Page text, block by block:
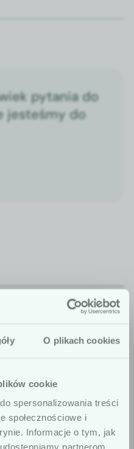
O plikach cookies
cookie
spersonalizowania treści
społecznościowe i
Informacje o tym, jak
pytania do
jesteśmy do